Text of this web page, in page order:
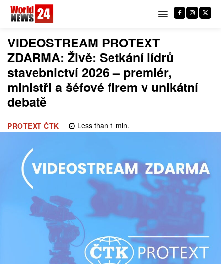
VIDEOSTREAM PROTEXT
ZDARMA: Živě: Setkání lídrů
stavebnictví 2026 – premiér,
ministři a šéfové firem v unikátní
debatě
PROTEXT ČTK Less than 1 min.